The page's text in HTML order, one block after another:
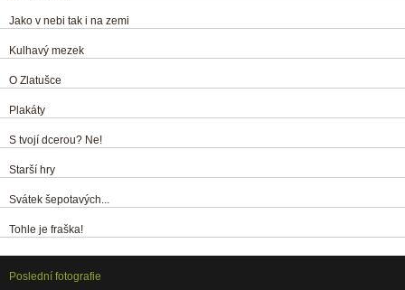
Jako v nebi tak i na zemi
Kulhavý mezek
O Zlatušce
Plakáty
S tvojí dcerou? Ne!
Starší hry
Svátek šepotavých...
Tohle je fraška!
Poslední fotografie